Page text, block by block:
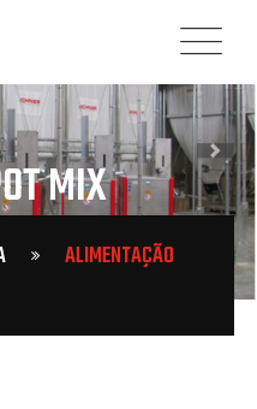
MIX
ALIMENTAÇÃO